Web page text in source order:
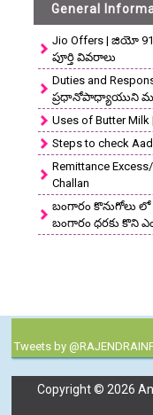
General
Jio Offers | జియో
పూర్తి వివరాలు
Duties and
ప్రధానోపాధ్యాయుని
Uses of Butter
Steps to check
Remittance
Challan
బంగారం కొనుగోలు
బంగారం ధరకు కొని
Tweets by
Copyright © 2026